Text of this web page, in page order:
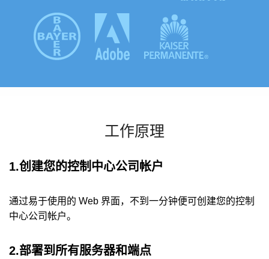
工作原理
1.创建您的控制中心公司帐户
通过易于使用的 Web 界面，不到一分钟便可创建您的控制
中心公司帐户。
2.部署到所有服务器和端点